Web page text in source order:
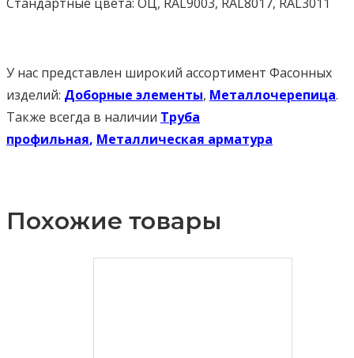
У нас представлен широкий ассортимент Фасонных
изделий: Доборные элементы, Металлочерепица.
Также всегда в наличии Труба
профильная, Металлическая арматура
Похожие товары